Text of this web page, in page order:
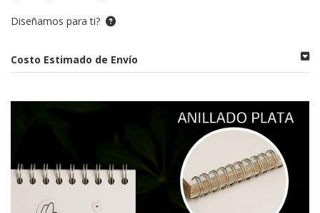
Diseñamos para ti?
Costo Estimado de Envío